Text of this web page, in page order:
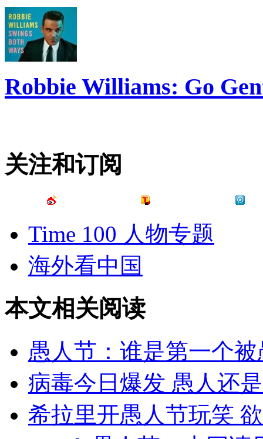
Robbie Williams: Go
关注和订阅
Time 100 人物专题
海外看中国
本文相关阅读
愚人节：谁是第一个
病毒今日爆发 愚人还
希拉里开愚人节玩笑